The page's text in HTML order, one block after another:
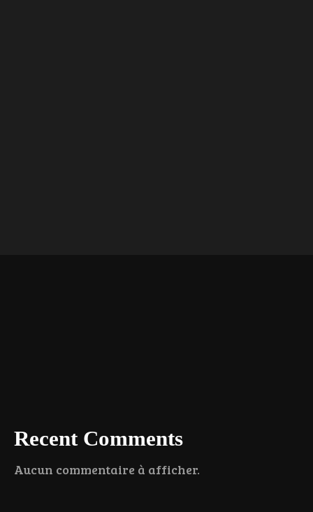
Recent Comments
Aucun commentaire à afficher.